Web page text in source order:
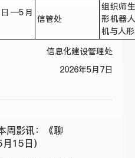
—5月
信管处
组织师
形机器
机与人
信息化建设管理处
2026年5月7日
周影讯：《聊
15日）